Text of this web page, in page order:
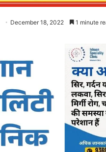
SendDecember 18, 2022 1 minute